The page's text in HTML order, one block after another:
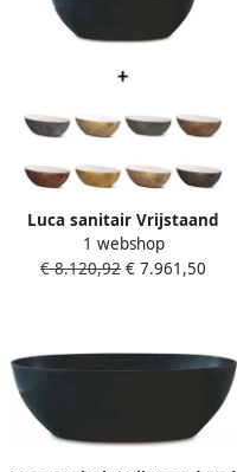
Luca sanitair Vrijstaand
Ligbad Bagno Metallo
180x80x60 cm
1 webshop
€ 8.120,92 € 7.961,50